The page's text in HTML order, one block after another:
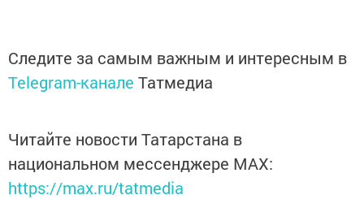
Следите за самым важным и интересным в
Telegram-канале Татмедиа
Читайте новости Татарстана в
национальном мессенджере MАХ:
https://max.ru/tatmedia